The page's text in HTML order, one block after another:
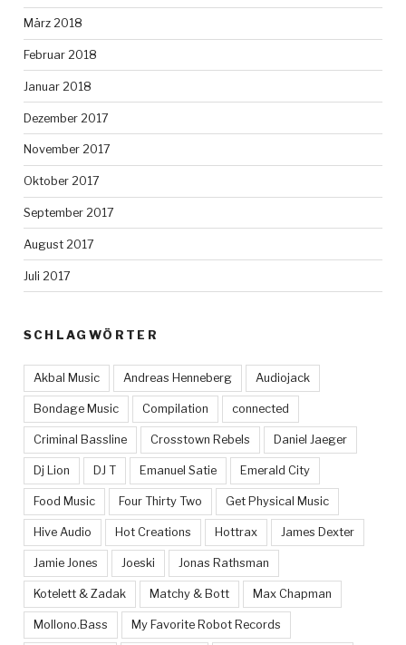
März 2018
Februar 2018
Januar 2018
Dezember 2017
November 2017
Oktober 2017
September 2017
August 2017
Juli 2017
SCHLAGWÖRTER
Akbal Music Andreas Henneberg Audiojack
Bondage Music Compilation connected
Criminal Bassline Crosstown Rebels Daniel Jaeger
Dj Lion DJ T Emanuel Satie Emerald City
Food Music Four Thirty Two Get Physical Music
Hive Audio Hot Creations Hottrax James Dexter
Jamie Jones Joeski Jonas Rathsman
Kotelett & Zadak Matchy & Bott Max Chapman
Mollono.Bass My Favorite Robot Records